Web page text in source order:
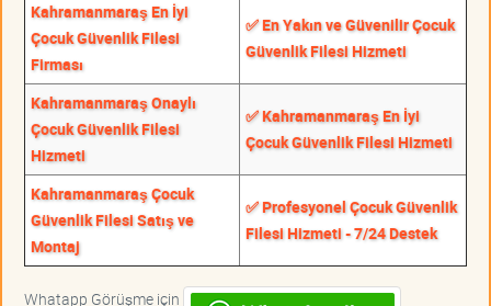
Kahramanmaraş En İyi
Çocuk Güvenlik Filesi
Firması
✅ En Yakın ve Güvenilir Çocuk
Güvenlik Filesi Hizmeti
Kahramanmaraş Onaylı
Çocuk Güvenlik Filesi
Hizmeti
✅ Kahramanmaraş En İyi
Çocuk Güvenlik Filesi Hizmeti
Kahramanmaraş Çocuk
Güvenlik Filesi Satış ve
Montaj
✅ Profesyonel Çocuk Güvenlik
Filesi Hizmeti - 7/24 Destek
Whatapp Görüşme için